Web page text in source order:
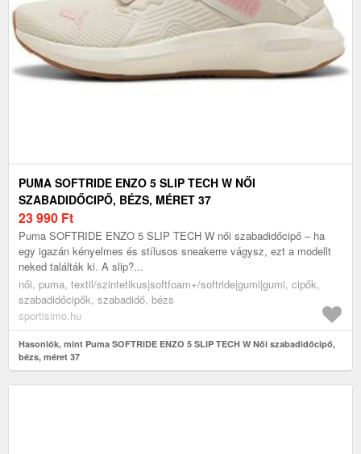
PUMA SOFTRIDE ENZO 5 SLIP TECH W NŐI
SZABADIDŐCIPŐ, BÉZS, MÉRET 37
23 990 Ft
Puma SOFTRIDE ENZO 5 SLIP TECH W női szabadidőcipő – ha
egy igazán kényelmes és stílusos sneakerre vágysz, ezt a modellt
neked találták ki. A slip?...
női, puma, textil/szintetikus|softfoam+/softride|gumi|gumi, cipők,
szabadidőcipők, szabadidő, bézs
sportisimo.hu
Hasonlók, mint Puma SOFTRIDE ENZO 5 SLIP TECH W Női szabadidőcipő,
bézs, méret 37